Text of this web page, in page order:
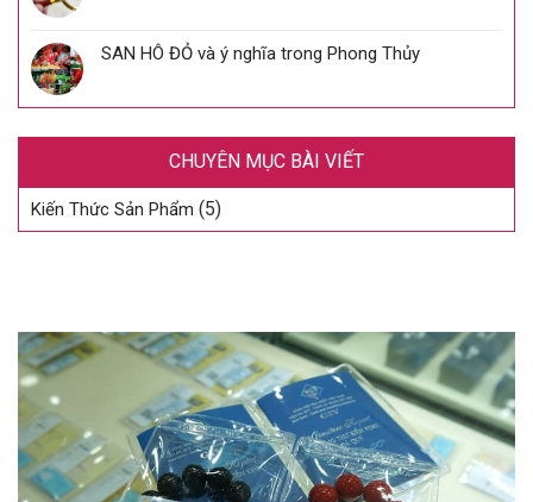
SAN HÔ ĐỎ và ý nghĩa trong Phong Thủy
CHUYÊN MỤC BÀI VIẾT
Kiến Thức Sản Phẩm (5)